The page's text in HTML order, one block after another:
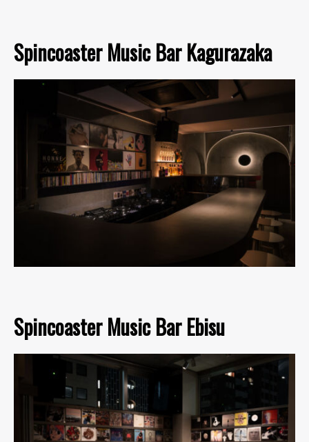
Spincoaster Music Bar Kagurazaka
Spincoaster Music Bar Ebisu